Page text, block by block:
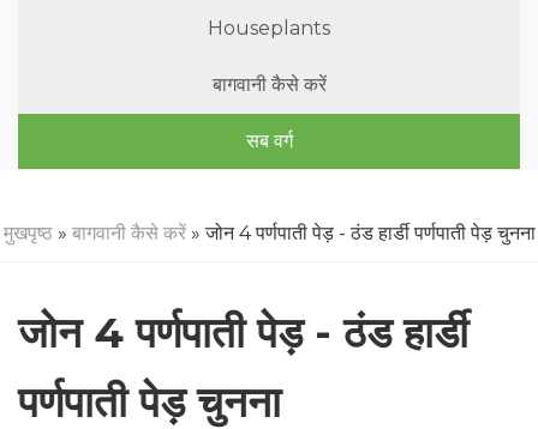
Houseplants
बागवानी कैसे करें
सब वर्ग
मुखपृष्ठ» बागवानी कैसे करें» जोन 4 पर्णपाती पेड़ - ठंड हार्डी पर्णपाती पेड़ चुनना
जोन 4 पर्णपाती पेड़ - ठंड हार्डी
पर्णपाती पेड़ चुनना